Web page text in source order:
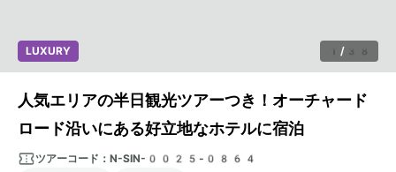
1 / 38
LUXURY
人気エリアの半日観光ツアーつき！オーチャード
ロード沿いにある好立地なホテルに宿泊
ツアーコード： N-SIN-0025-0864